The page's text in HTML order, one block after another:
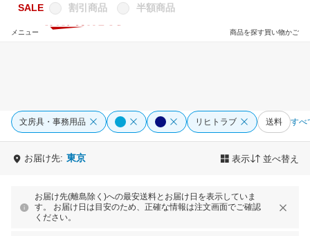
買い物かご
商品を探す
メニュー
SALE 割引商品 半額商品
文房具・事務用品 リヒトラブ 送料 すべ
お届け先: 東京 表示 並べ替え
お届け先(離島除く)への最安送料とお届け日を表示していま
す。 お届け日は目安のため、正確な情報は注文画面でご確認
ください。